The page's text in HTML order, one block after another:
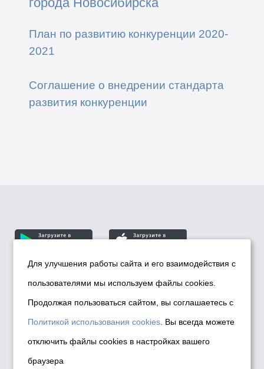
План по развитию конкуренции 2020-
2021
Соглашение о внедрении стандарта
развития конкуренции
© Департамент информационной политики мэрии
города Новосибирска, 2026
Политика использования Cookies
Политика по обработке персональных
данных в информационных системах
мэрии города Новосибирска
Для улучшения работы сайта и его взаимодействия с
пользователями мы используем файлы cookies.
Продолжая пользоваться сайтом, вы соглашаетесь с
Политикой использования cookies . Вы всегда можете
отключить файлы cookies в настройках вашего
браузера